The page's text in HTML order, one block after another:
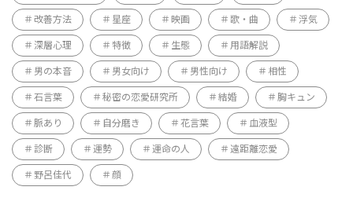
改善方法 星座 映画 歌・曲 浮気
深層心理 特徴 生態 用語解説
男の本音 男女向け 男性向け 相性
石言葉 秘密の恋愛研究所 結婚 胸キュン
脈あり 自分磨き 花言葉 血液型
診断 運勢 運命の人 遠距離恋愛
野呂佳代 顔